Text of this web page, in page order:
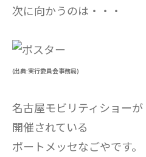
次に向かうのは・・・
(出典:実行委員会事務局)
名古屋モビリティショーが
開催されている
ポートメッセなごやです。